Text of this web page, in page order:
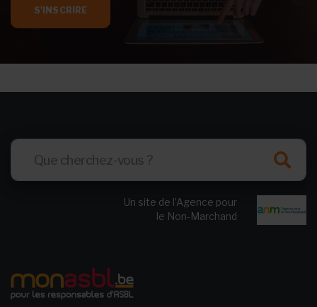
S'INSCRIRE
Un site de l’Agence pour
le Non-Marchand